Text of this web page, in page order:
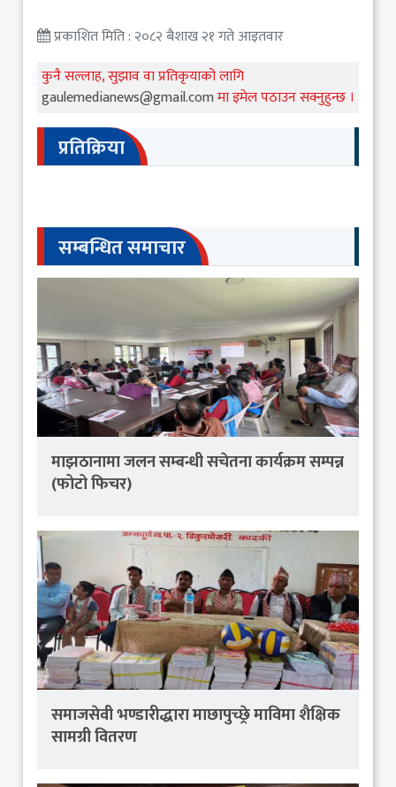
प्रकाशित मिति : २०८२ बैशाख २१ गते आइतवार
कुनै सल्लाह, सुझाव वा प्रतिकृयाको लागि
gaulemedianews@gmail.comमा इमेल पठाउन सक्नुहुन्छ ।
प्रतिक्रिया
सम्बन्धित समाचार
माझठानामा जलन सम्बन्धी सचेतना कार्यक्रम सम्पन्न
(फोटो फिचर)
समाजसेवी भण्डारीद्धारा माछापुच्छ्रे माविमा शैक्षिक
सामग्री वितरण